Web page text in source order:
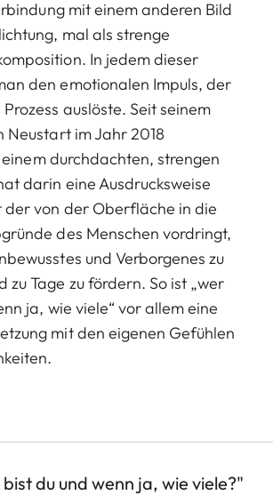
mit einem anderen Bild
mal als strenge
In jedem dieser
den emotionalen Impuls, der
auslöste. Seit seinem
Neustart im Jahr 2018
durchdachten, strengen
darin eine Ausdrucksweise
der von der Oberfläche in die
des Menschen vordringt,
und Verborgenes zu
zu Tage zu fördern. So ist „wer
ja, wie viele“ vor allem eine
mit den eigenen Gefühlen
du und wenn ja, wie viele?"